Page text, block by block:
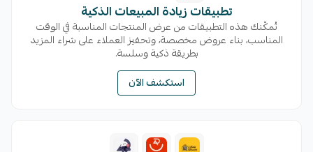
تطبيقات زيادة المبيعات الذكية
تُمكّنك هذه التطبيقات من عرض المنتجات المناسبة في الوقت
المناسب، بناء عروض مخصصة، وتحفيز العملاء على شراء المزيد
بطريقة ذكية وسلسة.
استكشف الآن